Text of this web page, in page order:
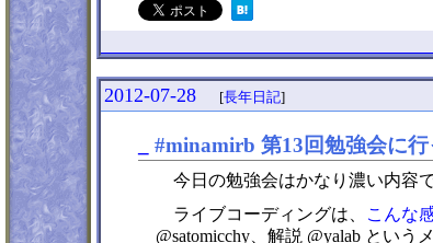
2012-07-28 [長年日記]
#minamirb 第13回勉強会に行
今日の勉強会はかなり濃い内容で
ライブコーディングは、
こんな
@satomicchy、解説 @yalab とい